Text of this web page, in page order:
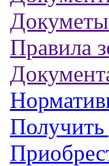
Докуметы
Правила
Получить